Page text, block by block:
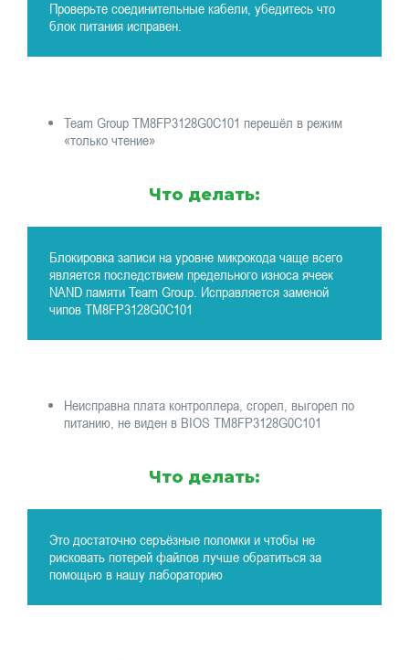
Проверьте соединительные кабели, убедитесь что
блок питания исправен.
Team Group TM8FP3128G0C101 перешёл в режим
«только чтение»
Что делать:
Блокировка записи на уровне микрокода чаще всего
является последствием предельного износа ячеек
NAND памяти Team Group. Исправляется заменой
чипов TM8FP3128G0C101
Неисправна плата контроллера, сгорел, выгорел по
питанию, не виден в BIOS TM8FP3128G0C101
Что делать:
Это достаточно серъёзные поломки и чтобы не
рисковать потерей файлов лучше обратиться за
помощью в нашу лабораторию